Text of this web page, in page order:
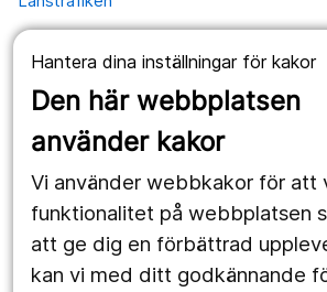
Hantera dina inställningar för kakor
Den här webbplatsen
använder kakor
Vi använder webbkakor för att
funktionalitet på webbplatsen
att ge dig en förbättrad
kan vi med ditt godkännande
Utveckling
Följ oss
Facebook
Instagram